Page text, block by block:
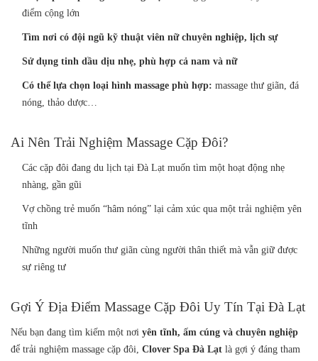
điểm cộng lớn
Tìm nơi có đội ngũ kỹ thuật viên nữ chuyên nghiệp, lịch sự
Sử dụng tinh dầu dịu nhẹ, phù hợp cả nam và nữ
Có thể lựa chọn loại hình massage phù hợp: massage thư giãn, đá
nóng, thảo dược…
Ai Nên Trải Nghiệm Massage Cặp Đôi?
Các cặp đôi đang du lịch tại Đà Lạt muốn tìm một hoạt động nhẹ
nhàng, gần gũi
Vợ chồng trẻ muốn “hâm nóng” lại cảm xúc qua một trải nghiệm yên
tĩnh
Những người muốn thư giãn cùng người thân thiết mà vẫn giữ được
sự riêng tư
Gợi Ý Địa Điểm Massage Cặp Đôi Uy Tín Tại Đà Lạt
Nếu bạn đang tìm kiếm một nơi yên tĩnh, ấm cúng và chuyên nghiệp
để trải nghiệm massage cặp đôi, Clover Spa Đà Lạt là gợi ý đáng tham